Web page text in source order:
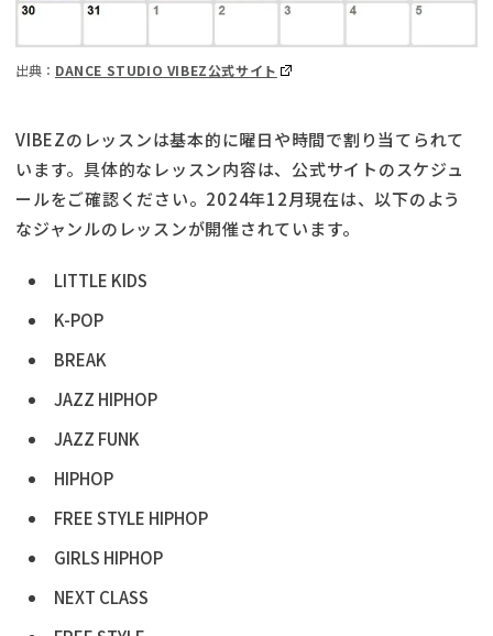
出典： DANCE STUDIO VIBEZ公式サイト
VIBEZのレッスンは基本的に曜日や時間で割り当てられて
います。具体的なレッスン内容は、公式サイトのスケジュ
ールをご確認ください。2024年12月現在は、以下のよう
なジャンルのレッスンが開催されています。
LITTLE KIDS
K-POP
BREAK
JAZZ HIPHOP
JAZZ FUNK
HIPHOP
FREE STYLE HIPHOP
GIRLS HIPHOP
NEXT CLASS